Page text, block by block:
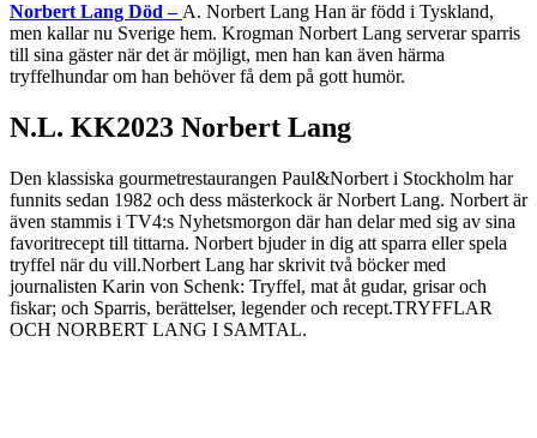
Norbert Lang Död –A. Norbert Lang Han är född i Tyskland,
men kallar nu Sverige hem. Krogman Norbert Lang serverar sparris
till sina gäster när det är möjligt, men han kan även härma
tryffelhundar om han behöver få dem på gott humör.
N.L. KK2023 Norbert Lang
Den klassiska gourmetrestaurangen Paul&Norbert i Stockholm har
funnits sedan 1982 och dess mästerkock är Norbert Lang. Norbert är
även stammis i TV4:s Nyhetsmorgon där han delar med sig av sina
favoritrecept till tittarna. Norbert bjuder in dig att sparra eller spela
tryffel när du vill.Norbert Lang har skrivit två böcker med
journalisten Karin von Schenk: Tryffel, mat åt gudar, grisar och
fiskar; och Sparris, berättelser, legender och recept.TRYFFLAR
OCH NORBERT LANG I SAMTAL.